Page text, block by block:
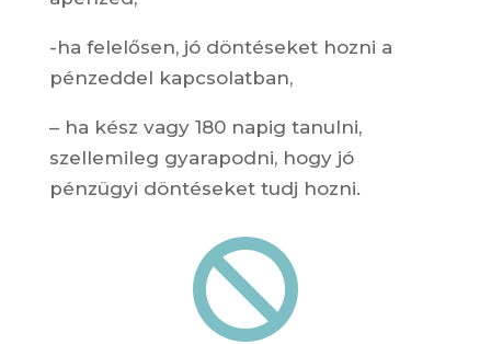
-ha felelősen, jó döntéseket hozni a
pénzeddel kapcsolatban,
– ha kész vagy 180 napig tanulni,
szellemileg gyarapodni, hogy jó
pénzügyi döntéseket tudj hozni.
